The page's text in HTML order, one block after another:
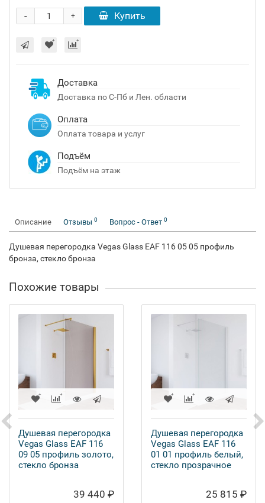
+
- Купить
Доставка
Доставка по С-Пб и Лен. области
Оплата
Оплата товара и услуг
Подъём
Подъём на этаж
Описание Отзывы 0 Вопрос - Ответ 0
Душевая перегородка Vegas Glass EAF 116 05 05 профиль
бронза, стекло бронза
Похожие товары
Душевая перегородка
Vegas Glass EAF 116
09 05 профиль золото,
стекло бронза
39 440 ₽
Душевая перегородка
Vegas Glass EAF 116
01 01 профиль белый,
стекло прозрачное
25 815 ₽